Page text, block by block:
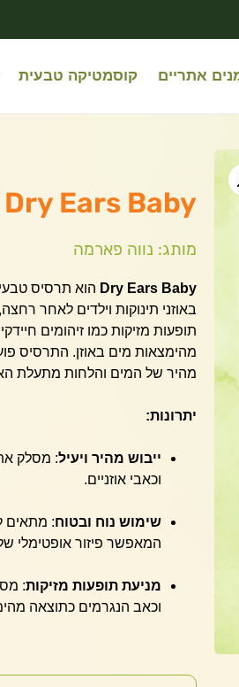
אתריים קוסמטיקה טבעית
Dry Ears Baby | נוה פארמה | 15 מ”ל
מותג: נווה פארמה
Dry Ears Baby הוא תרסיס
באוזני תינוקות וילדים לאחר
תופעות מזיקות כמו זיהומים
מהימצאות מים באוזן. התרסיס
מהיר של המים והלחות מתעלת
יתרונות:
ייבוש מהיר ויעיל: מסלק את
וכאבי אוזניים.
שימוש נוח ובטוח:
המאפשר פיזור אופטימלי
מניעת תופעות מזיקות:
וכאב הנגרמים כתוצאה